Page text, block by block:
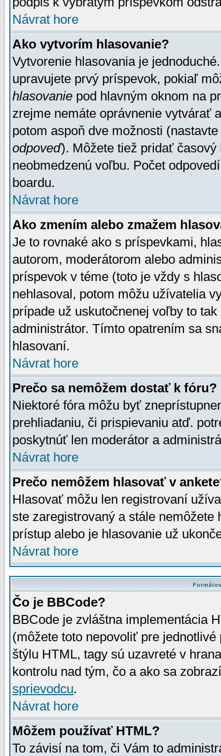
Návrat hore
Ako vytvorím hlasovanie?
Vytvorenie hlasovania je
upravujete prvý príspevok, pokiaľ
hlasovanie pod hlavným oknom na
zrejme nemáte oprávnenie vytvárať
potom aspoň dve možnosti
odpoveď). Môžete tiež pridať
neobmedzenú voľbu. Počet
boardu.
Návrat hore
Ako zmením alebo zmažem
Je to rovnaké ako s príspevkami,
autorom, moderátorom alebo
príspevok v téme (toto je vždy s
nehlasoval, potom môžu užívatelia
prípade už uskutočnenej voľby to
administrátor. Tímto opatrením sa
hlasovaní.
Návrat hore
Prečo sa nemôžem dostať k fóru?
Niektoré fóra môžu byť
prehliadaniu, či prispievaniu atď.
poskytnúť len moderátor a
Návrat hore
Prečo nemôžem hlasovať v
Hlasovať môžu len registrovaní
ste zaregistrovaný a stále
prístup alebo je hlasovanie už
Návrat hore
Čo je BBCode?
BBCode je zvláštna implementácia
(môžete toto nepovoliť pre
štýlu HTML, tagy sú uzavreté v
kontrolu nad tým, čo a ako sa
sprievodcu.
Návrat hore
Môžem používať HTML?
To závisí na tom, či Vám to